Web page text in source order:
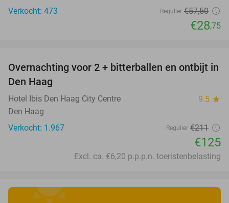
Verkocht: 473
Regulier €57,50
€28,75
41%
Overnachting voor 2 + bitterballen en ontbijt in
Den Haag
Hotel Ibis Den Haag City Centre 9.5 star
Den Haag
Verkocht: 1.967
Regulier €211
€125
Excl. ca. €6,20 p.p.p.n. toeristenbelasting